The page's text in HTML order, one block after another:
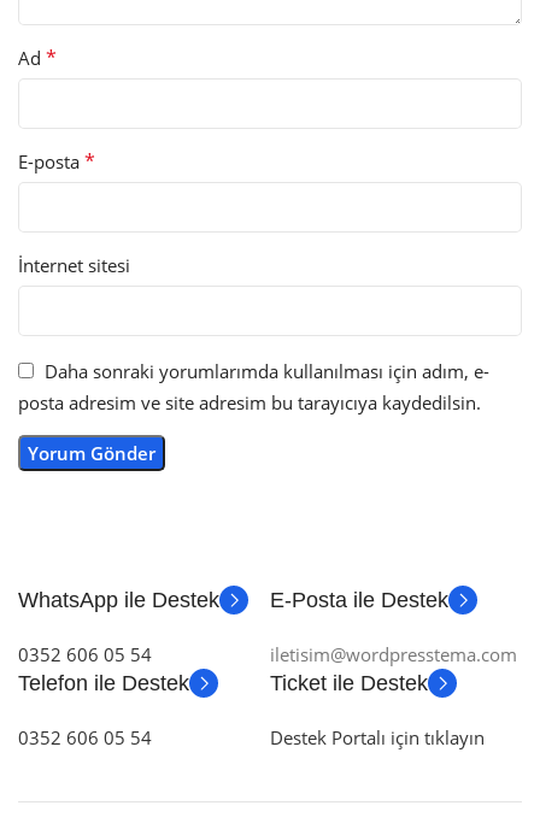
Ad *
E-posta *
İnternet sitesi
Daha sonraki yorumlarımda kullanılması için adım, e-
posta adresim ve site adresim bu tarayıcıya kaydedilsin.
WhatsApp ile Destek
0352 606 05 54
E-Posta ile Destek
iletisim@wordpresstema.com
Telefon ile Destek
0352 606 05 54
Ticket ile Destek
Destek Portalı için tıklayın